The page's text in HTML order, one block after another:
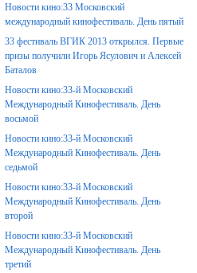
Новости кино:33 Московский
международный кинофестиваль. День пятый
33 фестиваль ВГИК 2013 открылся. Первые
призы получили Игорь Ясулович и Алексей
Баталов
Новости кино:33-й Московский
Международный Кинофестиваль. День
восьмой
Новости кино:33-й Московский
Международный Кинофестиваль. День
седьмой
Новости кино:33-й Московский
Международный Кинофестиваль. День
второй
Новости кино:33-й Московский
Международный Кинофестиваль. День
третий